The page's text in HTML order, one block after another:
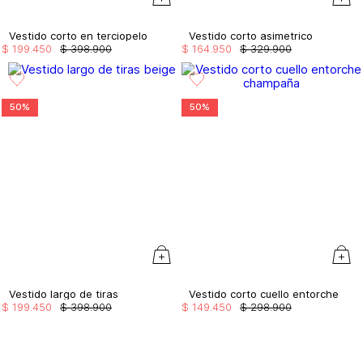
Vestido corto en terciopelo
$ 398.900
$ 199 450
Vestido corto asimetrico
$ 329.900
$ 164 950
50%
Vestido largo de tiras
$ 398.900
$ 199 450
50%
Vestido corto cuello entorche
$ 298.900
$ 149 450